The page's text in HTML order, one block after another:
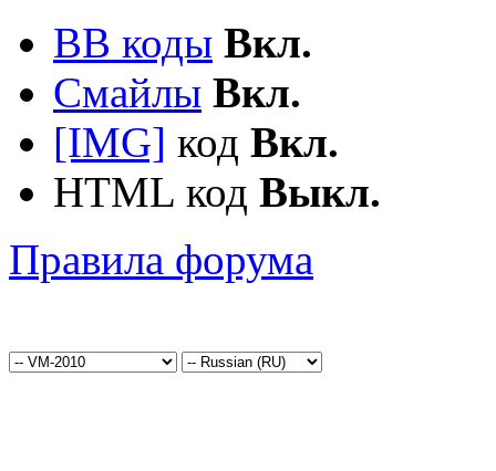
BB коды Вкл.
Смайлы Вкл.
[IMG] код Вкл.
HTML код Выкл.
Правила форума